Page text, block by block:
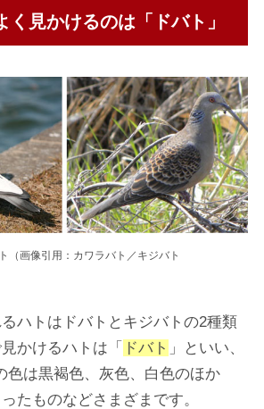
く見かけるのは「ドバト」
（画像引用：カワラバト／キジバト
ハトはドバトとキジバトの2種類
かけるハトは「
ドバト 」といい、
色は黒褐色、灰色、白色のほか
たものなどさまざまです。